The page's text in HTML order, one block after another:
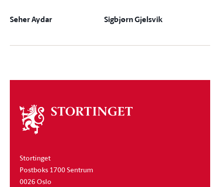
Seher Aydar Sigbjørn Gjelsvik
Om
stortinget
Stortinget
Postboks 1700 Sentrum
0026 Oslo